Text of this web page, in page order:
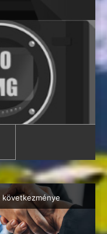
következménye